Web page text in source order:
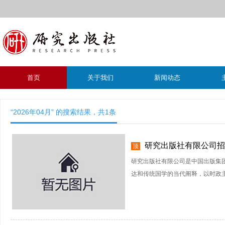
首页 关于我们 新闻动态
“2026年04月” 的搜索结果，共1条
顶 研究出版社有限公司
研究出版社有限公司是中国出版集
达和传统国学的当代阐释，以时政